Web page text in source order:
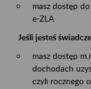
masz dostęp
e-ZLA
Jeśli jesteś
masz dostęp
dochodach
czyli rocznego